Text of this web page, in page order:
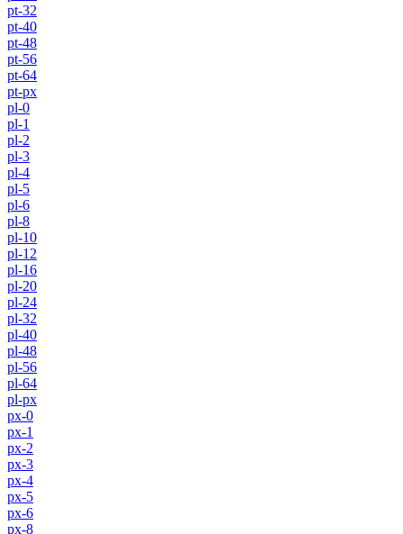
pt-32
pt-40
pt-48
pt-56
pt-64
pt-px
pl-0
pl-1
pl-2
pl-3
pl-4
pl-5
pl-6
pl-8
pl-10
pl-12
pl-16
pl-20
pl-24
pl-32
pl-40
pl-48
pl-56
pl-64
pl-px
px-0
px-1
px-2
px-3
px-4
px-5
px-6
px-8